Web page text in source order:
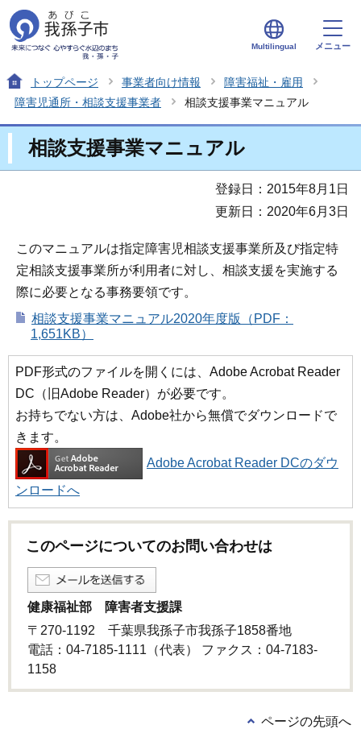
Multilingual メニュー
トップページ 事業者向け情報
障害福祉・雇用
障害児通所・相談支援事業者
相談支援事業マニュアル
相談支援事業マニュアル
登録日：2015年8月1日
更新日：2020年6月3日
このマニュアルは指定障害児相談支援事業所及び指定特
定相談支援事業所が利用者に対し、相談支援を実施する
際に必要となる事務要領です。
相談支援事業マニュアル2020年度版（PDF：
1,651KB）
PDF形式のファイルを開くには、Adobe Acrobat Reader
DC（旧Adobe Reader）が必要です。
お持ちでない方は、Adobe社から無償でダウンロードで
きます。
Adobe Acrobat Reader DCのダウ
ンロードへ
このページについてのお問い合わせは
健康福祉部 障害者支援課
〒270-1192 千葉県我孫子市我孫子1858番地
電話：04-7185-1111（代表） ファクス：04-7183-
1158
ページの先頭へ